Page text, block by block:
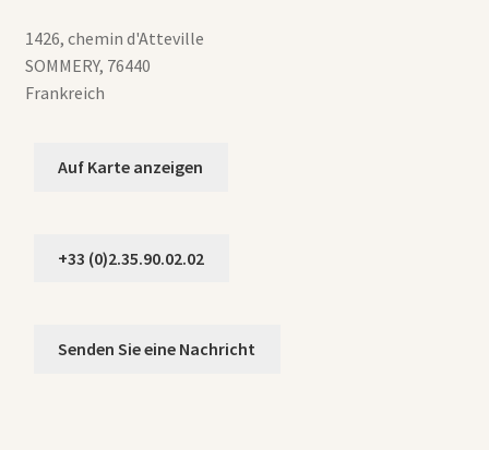
1426, chemin d'Atteville
SOMMERY, 76440
Frankreich
Auf Karte anzeigen
+33 (0)2.35.90.02.02
Senden Sie eine Nachricht